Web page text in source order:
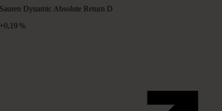
Dynamic Absolute Return D
%